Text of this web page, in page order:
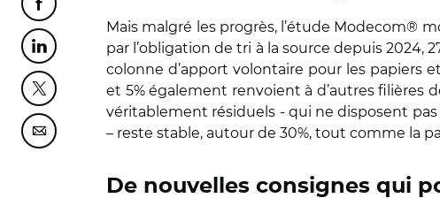
Partager cette page sur Facebook
Partager cette page sur Linkedin
Partager cette page sur Twitter
Partager cette page sur Courriel
Mais malgré les progrès, l’étude Modecom®
par l’obligation de tri à la source depuis 2024,
colonne d’apport volontaire pour les papiers
et 5% également renvoient à d’autres filières
véritablement résiduels - qui ne disposent
– reste stable, autour de 30%, tout comme la
De nouvelles consignes qui